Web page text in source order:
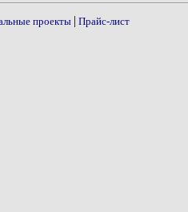
проекты | Прайс-лист